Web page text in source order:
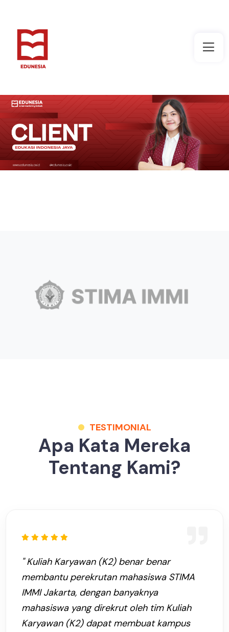
TESTIMONIAL
Apa Kata Mereka
Tentang Kami?
" Kuliah Karyawan (K2) benar benar
membantu perekrutan mahasiswa STIMA
IMMI Jakarta, dengan banyaknya
mahasiswa yang direkrut oleh tim Kuliah
Karyawan (K2) dapat membuat kampus